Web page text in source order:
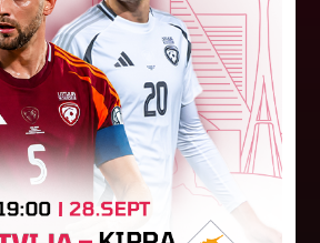
čempionu
arī Latvijas